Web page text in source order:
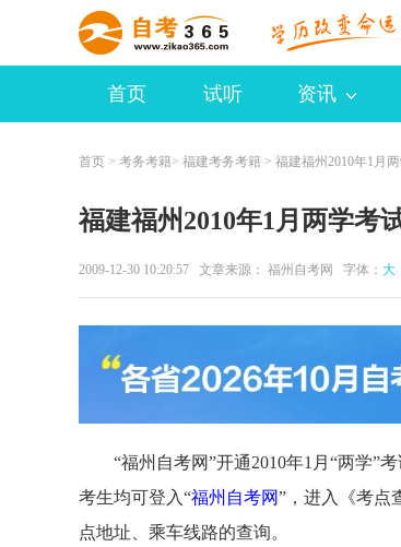
首页 试听 资讯
首页 > 考务考籍> 福建考务考籍 > 福建福州2010年1月
福建福州2010年1月两学考
2009-12-30 10:20:57 文章来源： 福州自考网 字体： 大
“福州自考网”开通2010年1月“两学”考
考生均可登入“福州自考网”，进入《考点
点地址、乘车线路的查询。